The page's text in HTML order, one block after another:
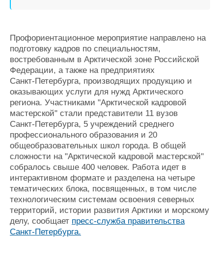
Профориентационное мероприятие направлено на
подготовку кадров по специальностям,
востребованным в Арктической зоне Российской
Федерации, а также на предприятиях
Санкт‑Петербурга, производящих продукцию и
оказывающих услуги для нужд Арктического
региона. Участниками "Арктической кадровой
мастерской" стали представители 11 вузов
Санкт‑Петербурга, 5 учреждений среднего
профессионального образования и 20
общеобразовательных школ города. В общей
сложности на "Арктической кадровой мастерской"
собралось свыше 400 человек. Работа идет в
интерактивном формате и разделена на четыре
тематических блока, посвященных, в том числе
технологическим системам освоения северных
территорий, истории развития Арктики и морскому
делу, сообщает пресс-служба правительства
Санкт-Петербурга.